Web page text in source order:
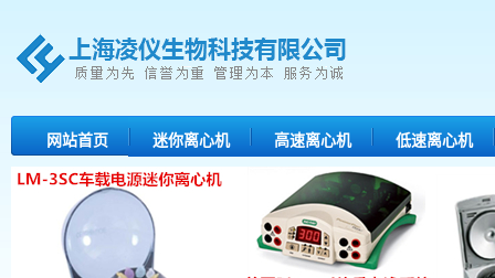
网站首页 迷你离心机 高速离心机 低速离心机